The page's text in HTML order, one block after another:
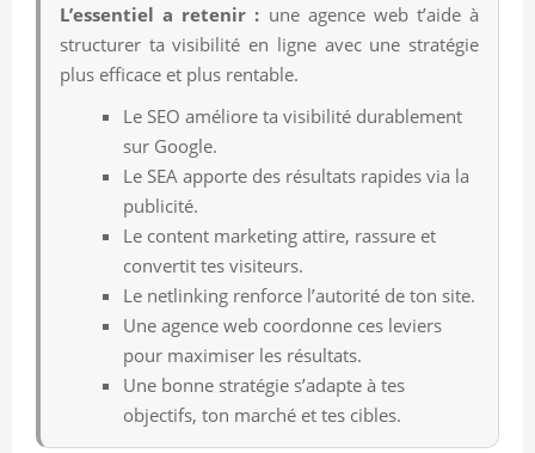
L’essentiel a retenir : une agence web t’aide à
structurer ta visibilité en ligne avec une stratégie
plus efficace et plus rentable.
Le SEO améliore ta visibilité durablement
sur Google.
Le SEA apporte des résultats rapides via la
publicité.
Le content marketing attire, rassure et
convertit tes visiteurs.
Le netlinking renforce l’autorité de ton site.
Une agence web coordonne ces leviers
pour maximiser les résultats.
Une bonne stratégie s’adapte à tes
objectifs, ton marché et tes cibles.